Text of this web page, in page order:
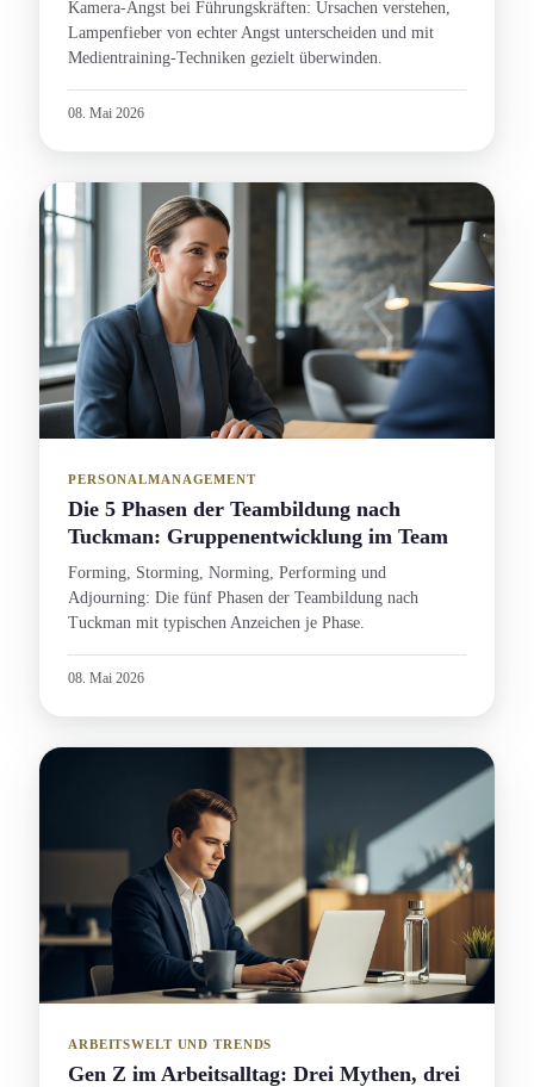
Kamera-Angst bei Führungs­kräften: Ursachen verstehen,
Lampenfieber von echter Angst unterscheiden und mit
Medien­training-Techniken gezielt überwinden.
08. Mai 2026
PERSONALMANAGEMENT
Die 5 Phasen der Teambildung nach
Tuckman: Gruppen­entwicklung im Team
Forming, Storming, Norming, Performing und
Adjourning: Die fünf Phasen der Teambildung nach
Tuckman mit typischen Anzeichen je Phase.
08. Mai 2026
ARBEITSWELT UND TRENDS
Gen Z im Arbeitsalltag: Drei Mythen, drei